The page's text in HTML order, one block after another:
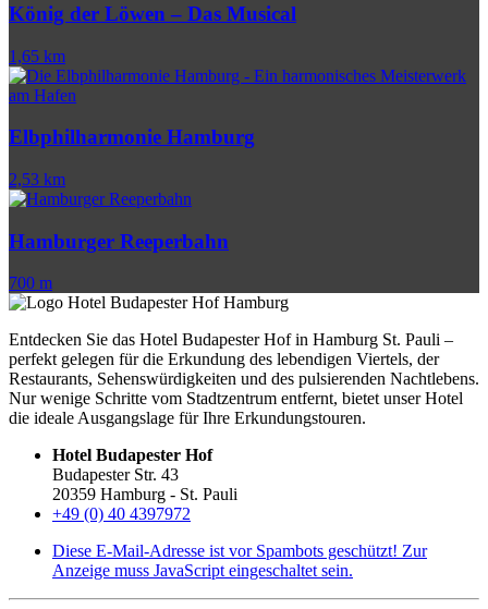
König der Löwen – Das Musical
1,65 km
Elbphilharmonie Hamburg
2,53 km
Hamburger Reeperbahn
700 m
Entdecken Sie das Hotel Budapester Hof in Hamburg St. Pauli –
perfekt gelegen für die Erkundung des lebendigen Viertels, der
Restaurants, Sehenswürdigkeiten und des pulsierenden Nachtlebens.
Nur wenige Schritte vom Stadtzentrum entfernt, bietet unser Hotel
die ideale Ausgangslage für Ihre Erkundungstouren.
Hotel Budapester Hof
Budapester Str. 43
20359 Hamburg - St. Pauli
+49 (0) 40 4397972
Diese E-Mail-Adresse ist vor Spambots geschützt! Zur
Anzeige muss JavaScript eingeschaltet sein.